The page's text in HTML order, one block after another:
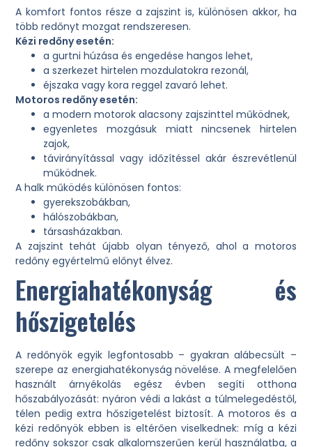
A komfort fontos része a zajszint is, különösen akkor, ha
több redőnyt mozgat rendszeresen.
Kézi redőny esetén:
a gurtni húzása és engedése hangos lehet,
a szerkezet hirtelen mozdulatokra rezonál,
éjszaka vagy kora reggel zavaró lehet.
Motoros redőny esetén:
a modern motorok alacsony zajszinttel működnek,
egyenletes mozgásuk miatt nincsenek hirtelen
zajok,
távirányítással vagy időzítéssel akár észrevétlenül
működnek.
A halk működés különösen fontos:
gyerekszobákban,
hálószobákban,
társasházakban.
A zajszint tehát újabb olyan tényező, ahol a motoros
redőny egyértelmű előnyt élvez.
Energiahatékonyság és
hőszigetelés
A redőnyök egyik legfontosabb – gyakran alábecsült –
szerepe az energiahatékonyság növelése. A megfelelően
használt árnyékolás egész évben segíti otthona
hőszabályozását: nyáron védi a lakást a túlmelegedéstől,
télen pedig extra hőszigetelést biztosít. A motoros és a
kézi redőnyök ebben is eltérően viselkednek: míg a kézi
redőny sokszor csak alkalomszerűen kerül használatba, a